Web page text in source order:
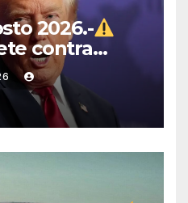
2026.-
contra
y otras